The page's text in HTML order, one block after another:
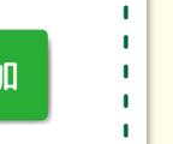
では対応が難
業を実施して